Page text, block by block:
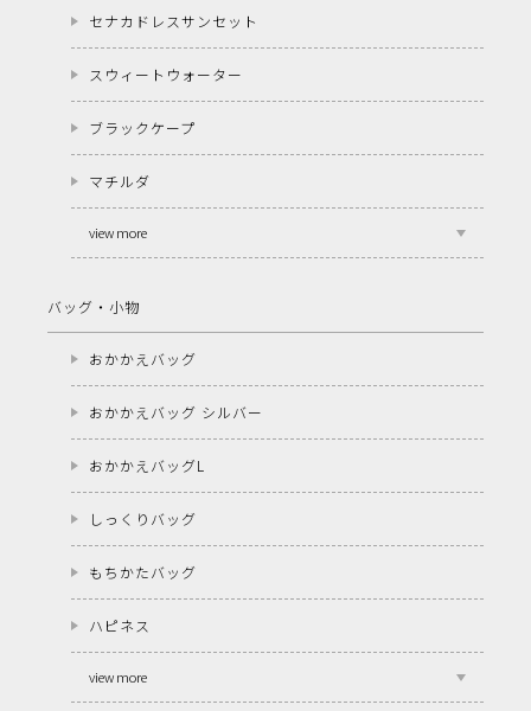
セナカドレスサンセット
スウィートウォーター
ブラックケープ
マチルダ
view more
バッグ・小物
おかかえバッグ
おかかえバッグ シルバー
おかかえバッグL
しっくりバッグ
もちかたバッグ
ハピネス
view more